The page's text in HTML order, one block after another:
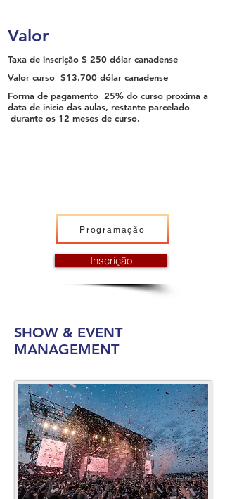
Valor
Taxa de inscrição $ 250 dólar canadense
Valor curso $13.700 dólar canadense
Forma de pagamento 25% do curso proxima a
data de inicio das aulas, restante parcelado
durante os 12 meses de curso.
Programação
Inscrição
SHOW & EVENT
MANAGEMENT